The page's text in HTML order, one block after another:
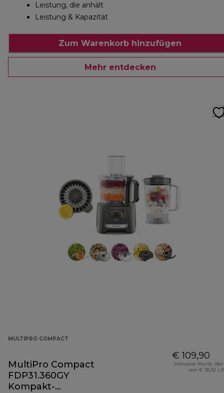
Leistung, die anhält
Leistung & Kapazität
Zum Warenkorb hinzufügen
Mehr entdecken
MULTIPRO COMPACT
MultiPro Compact
FDP31.360GY
Kompakt-
€ 109,90
Inklusive MwSt.-
von € 18,32 (